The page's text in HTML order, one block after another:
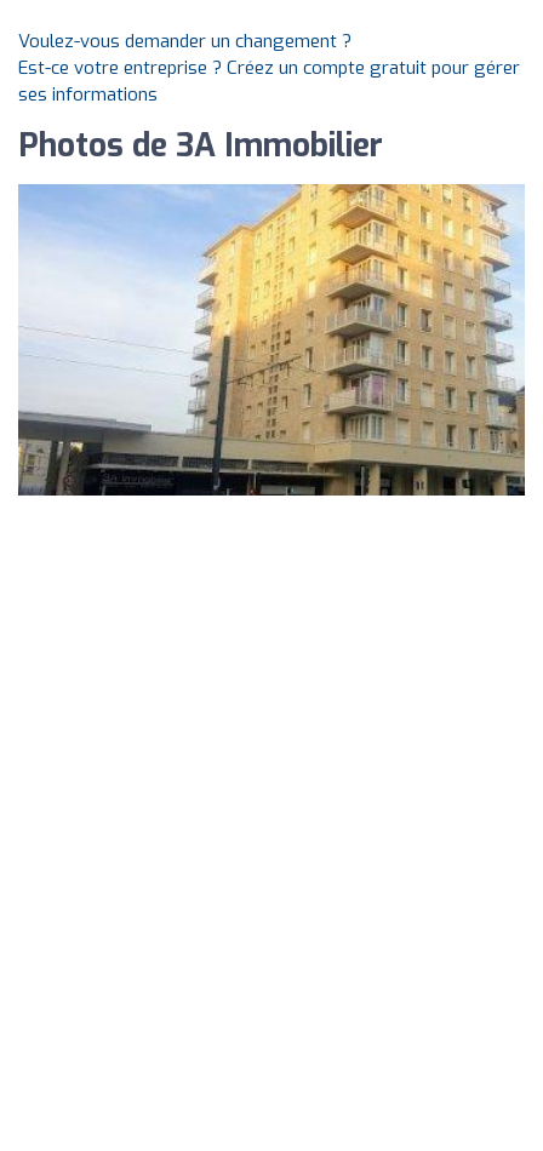
Voulez-vous demander un changement ?
Est-ce votre entreprise ? Créez un compte gratuit pour gérer
ses informations
Photos de 3A Immobilier